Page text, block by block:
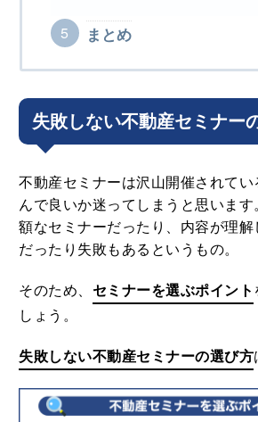
まとめ
失敗しない不動産セミナー
不動産セミナーは沢山開催されて
んで良いか迷ってしまうと思いま
額なセミナーだったり、内容が理
だったり失敗もあるというもの。
そのため、 セミナーを選ぶポイント
しょう。
失敗しない不動産セミナーの選び方